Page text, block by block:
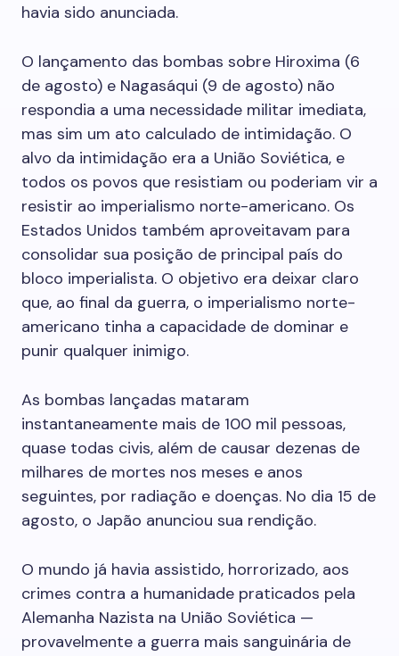
havia sido anunciada.
O lançamento das bombas sobre Hiroxima (6
de agosto) e Nagasáqui (9 de agosto) não
respondia a uma necessidade militar imediata,
mas sim um ato calculado de intimidação. O
alvo da intimidação era a União Soviética, e
todos os povos que resistiam ou poderiam vir a
resistir ao imperialismo norte-americano. Os
Estados Unidos também aproveitavam para
consolidar sua posição de principal país do
bloco imperialista. O objetivo era deixar claro
que, ao final da guerra, o imperialismo norte-
americano tinha a capacidade de dominar e
punir qualquer inimigo.
As bombas lançadas mataram
instantaneamente mais de 100 mil pessoas,
quase todas civis, além de causar dezenas de
milhares de mortes nos meses e anos
seguintes, por radiação e doenças. No dia 15 de
agosto, o Japão anunciou sua rendição.
O mundo já havia assistido, horrorizado, aos
crimes contra a humanidade praticados pela
Alemanha Nazista na União Soviética —
provavelmente a guerra mais sanguinária de